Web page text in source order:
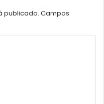
publicado. Campos